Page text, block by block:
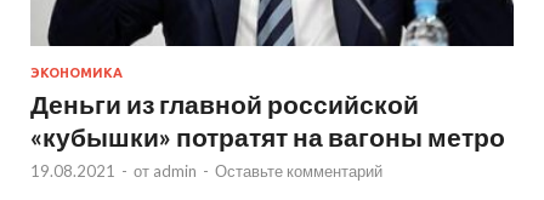
ЭКОНОМИКА
Деньги из главной российской
«кубышки» потратят на вагоны метро
19.08.2021 - от admin - Оставьте комментарий